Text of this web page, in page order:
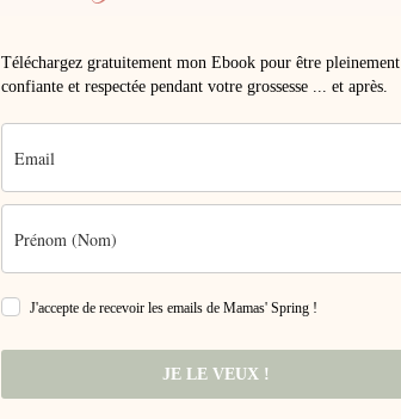
Téléchargez gratuitement mon Ebook pour être pleinement
confiante et respectée pendant votre grossesse ... et après.
J'accepte de recevoir les emails de Mamas' Spring !
JE LE VEUX !